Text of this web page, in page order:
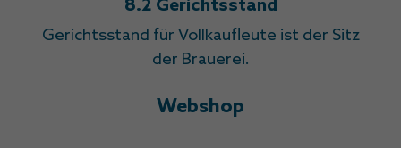
8.2 Gerichtsstand
Gerichtsstand für Vollkaufleute ist der Sitz
der Brauerei.
Webshop